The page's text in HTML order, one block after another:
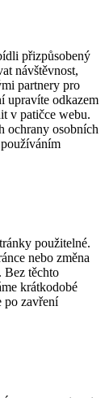
přizpůsobený
návštěvnost,
partnery pro
upravíte odkazem
v patičce webu.
ochrany osobních
použitelné.
nebo změna
Bez těchto
krátkodobé
po zavření